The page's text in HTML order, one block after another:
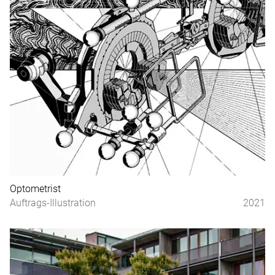
Optometrist
Auftrags-Illustration
2021